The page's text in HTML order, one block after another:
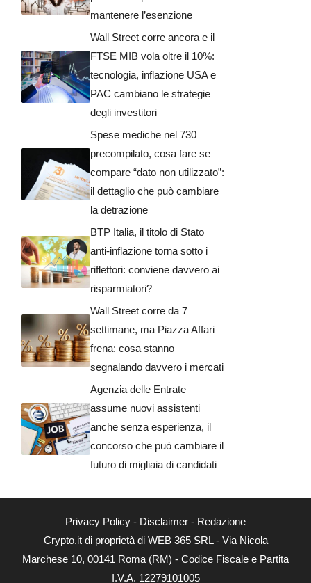
mantenere l’esenzione
Wall Street corre ancora e il
FTSE MIB vola oltre il 10%:
tecnologia, inflazione USA e
PAC cambiano le strategie
degli investitori
Spese mediche nel 730
precompilato, cosa fare se
compare “dato non utilizzato”:
il dettaglio che può cambiare
la detrazione
BTP Italia, il titolo di Stato
anti-inflazione torna sotto i
riflettori: conviene davvero ai
risparmiatori?
Wall Street corre da 7
settimane, ma Piazza Affari
frena: cosa stanno
segnalando davvero i mercati
Agenzia delle Entrate
assume nuovi assistenti
anche senza esperienza, il
concorso che può cambiare il
futuro di migliaia di candidati
Privacy Policy - Disclaimer - Redazione
Crypto.it di proprietà di WEB 365 SRL - Via Nicola
Marchese 10, 00141 Roma (RM) - Codice Fiscale e Partita
I.V.A. 12279101005